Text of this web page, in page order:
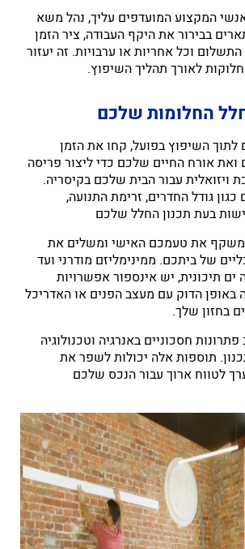
המקצוע המועדפים עליך, נהל משא
בבירור את היקף העבודה, ציר הזמן
וכל אחריות או ערבויות. זה יעזור
לאורך תהליך השיפוץ.
החלומות שלכם
לתוך השיפוץ בפועל, קחו את הזמן
אורח החיים שלכם כדי ליצור פריסה
ויזואלית עבור הבית שלכם בקיסריה.
כגון גודל החדרים, זרימת התנועה,
בעת תכנון החלל שלכם
המשקף את טעמכם האישי ומשלים את
של ביתכם. ממינימליזם מודרני ועד
תיכונית, יש אינספור אפשרויות
הדוק עם מעצב הפנים או האדריכל
בחזון שלך.
חסכוניים באנרגיה וטכנולוגיה
תוספות אלה יכולות לשפר את
לטווח ארוך עבור הנכס שלכם